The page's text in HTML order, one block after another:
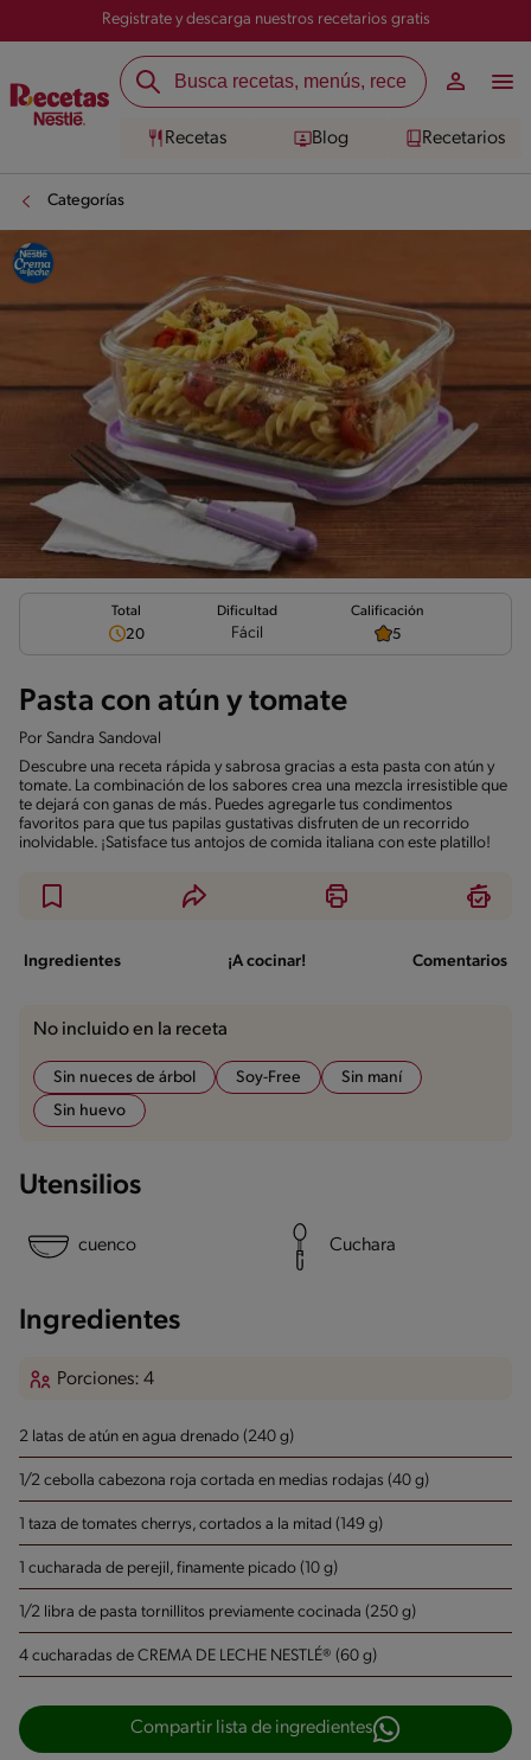
Registrate y descarga nuestros recetarios gratis
Recetas Blog Recetarios
Categorías
Total
20
Dificultad
Fácil
Calificación
5
Pasta con atún y tomate
Por Sandra Sandoval
Descubre una receta rápida y sabrosa gracias a esta pasta con atún y
tomate. La combinación de los sabores crea una mezcla irresistible que
te dejará con ganas de más. Puedes agregarle tus condimentos
favoritos para que tus papilas gustativas disfruten de un recorrido
inolvidable. ¡Satisface tus antojos de comida italiana con este platillo!
Ingredientes ¡A cocinar! Comentarios
No incluido en la receta
Sin nueces de árbol Soy-Free
Sin maní
Sin huevo
Utensilios
cuenco Cuchara
Ingredientes
Porciones: 4
2 latas de atún en agua drenado (240 g)
1/2 cebolla cabezona roja cortada en medias rodajas (40 g)
1 taza de tomates cherrys, cortados a la mitad (149 g)
1 cucharada de perejil, finamente picado (10 g)
1/2 libra de pasta tornillitos previamente cocinada (250 g)
4 cucharadas de CREMA DE LECHE NESTLÉ® (60 g)
Compartir lista de ingredientes